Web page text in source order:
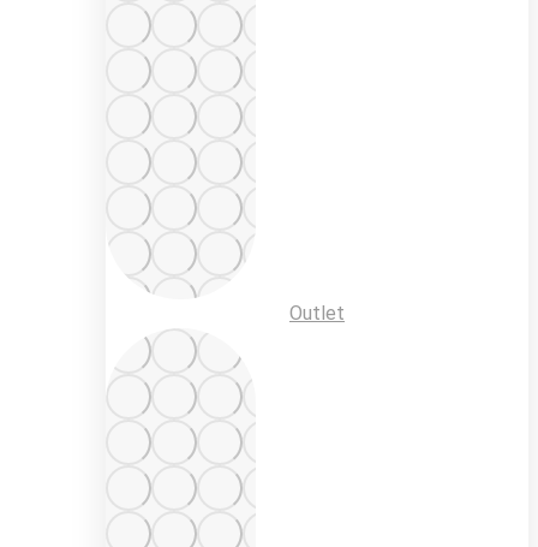
Outlet